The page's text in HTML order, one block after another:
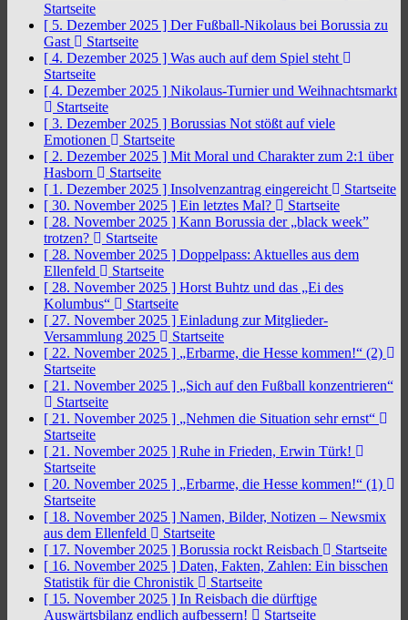
Startseite
[ 5. Dezember 2025 ] Der Fußball-Nikolaus bei Borussia zu
Gast
Startseite
[ 4. Dezember 2025 ] Was auch auf dem Spiel steht
Startseite
[ 4. Dezember 2025 ] Nikolaus-Turnier und Weihnachtsmarkt
Startseite
[ 3. Dezember 2025 ] Borussias Not stößt auf viele
Emotionen
Startseite
[ 2. Dezember 2025 ] Mit Moral und Charakter zum 2:1 über
Hasborn
Startseite
[ 1. Dezember 2025 ] Insolvenzantrag eingereicht
Startseite
[ 30. November 2025 ] Ein letztes Mal?
Startseite
[ 28. November 2025 ] Kann Borussia der „black week”
trotzen?
Startseite
[ 28. November 2025 ] Doppelpass: Aktuelles aus dem
Ellenfeld
Startseite
[ 28. November 2025 ] Horst Buhtz und das „Ei des
Kolumbus“
Startseite
[ 27. November 2025 ] Einladung zur Mitglieder-
Versammlung 2025
Startseite
[ 22. November 2025 ] „Erbarme, die Hesse kommen!“ (2)
Startseite
[ 21. November 2025 ] „Sich auf den Fußball konzentrieren“
Startseite
[ 21. November 2025 ] „Nehmen die Situation sehr ernst“
Startseite
[ 21. November 2025 ] Ruhe in Frieden, Erwin Türk!
Startseite
[ 20. November 2025 ] „Erbarme, die Hesse kommen!“ (1)
Startseite
[ 18. November 2025 ] Namen, Bilder, Notizen – Newsmix
aus dem Ellenfeld
Startseite
[ 17. November 2025 ] Borussia rockt Reisbach
Startseite
[ 16. November 2025 ] Daten, Fakten, Zahlen: Ein bisschen
Statistik für die Chronistik
Startseite
[ 15. November 2025 ] In Reisbach die dürftige
Auswärtsbilanz endlich aufbessern!
Startseite